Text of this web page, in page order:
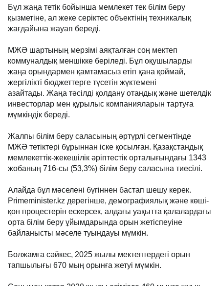
Бұл жаңа тетік бойынша мемлекет тек білім беру
қызметіне, ал жеке серіктес объектінің техникалық
жағдайына жауап береді.
МЖӘ шартының мерзімі аяқталған соң мектеп
коммуналдық меншікке беріледі. Бұл оқушыларды
жаңа орындармен қамтамасыз етіп қана қоймай,
жергілікті бюджеттерге түсетін жүктемені
азайтады. Жаңа тәсілді қолдану отандық және шетелдік
инвесторлар мен құрылыс компанияларын тартуға
мүмкіндік береді.
Жалпы білім беру саласының әртүрлі сегментінде
МЖӘ тетіктері бұрыннан іске қосылған. Қазақстандық
мемлекеттік-жекешілік әріптестік орталығындағы 1343
жобаның 716-сы (53,3%) білім беру саласына тиесілі.
Алайда бұл мәселені бүгіннен бастап шешу керек.
Primeminister.kz дерегінше, демографиялық және көші-
қон процестерін ескерсек, алдағы уақытта қалалардағы
орта білім беру ұйымдарында орын жетіспеуіне
байланысты мәселе туындауы мүмкін.
Болжамға сәйкес, 2025 жылы мектептердегі орын
тапшылығы 670 мың орынға жетуі мүмкін.